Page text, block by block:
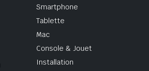
Smartphone
Tablette
Mac
Console & Jouet
Installation